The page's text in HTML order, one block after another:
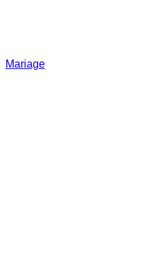
Mariage